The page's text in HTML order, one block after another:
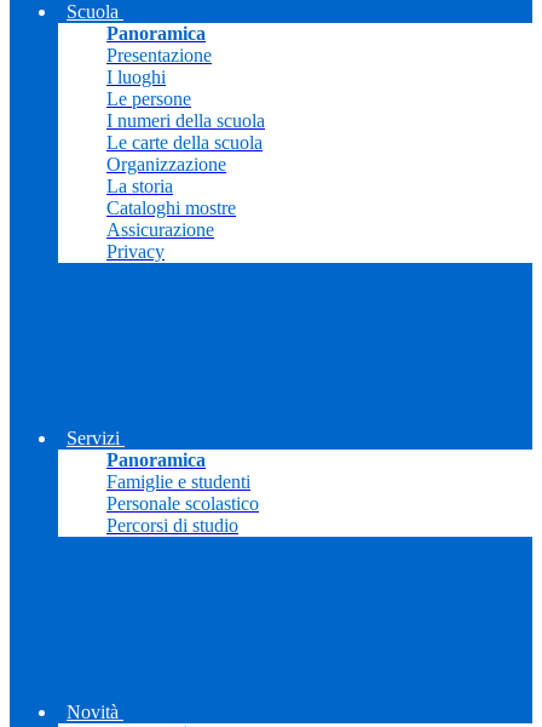
Scuola
Panoramica
Presentazione
I luoghi
Le persone
I numeri della scuola
Le carte della scuola
Organizzazione
La storia
Cataloghi mostre
Assicurazione
Privacy
Servizi
Panoramica
Famiglie e studenti
Personale scolastico
Percorsi di studio
Novità